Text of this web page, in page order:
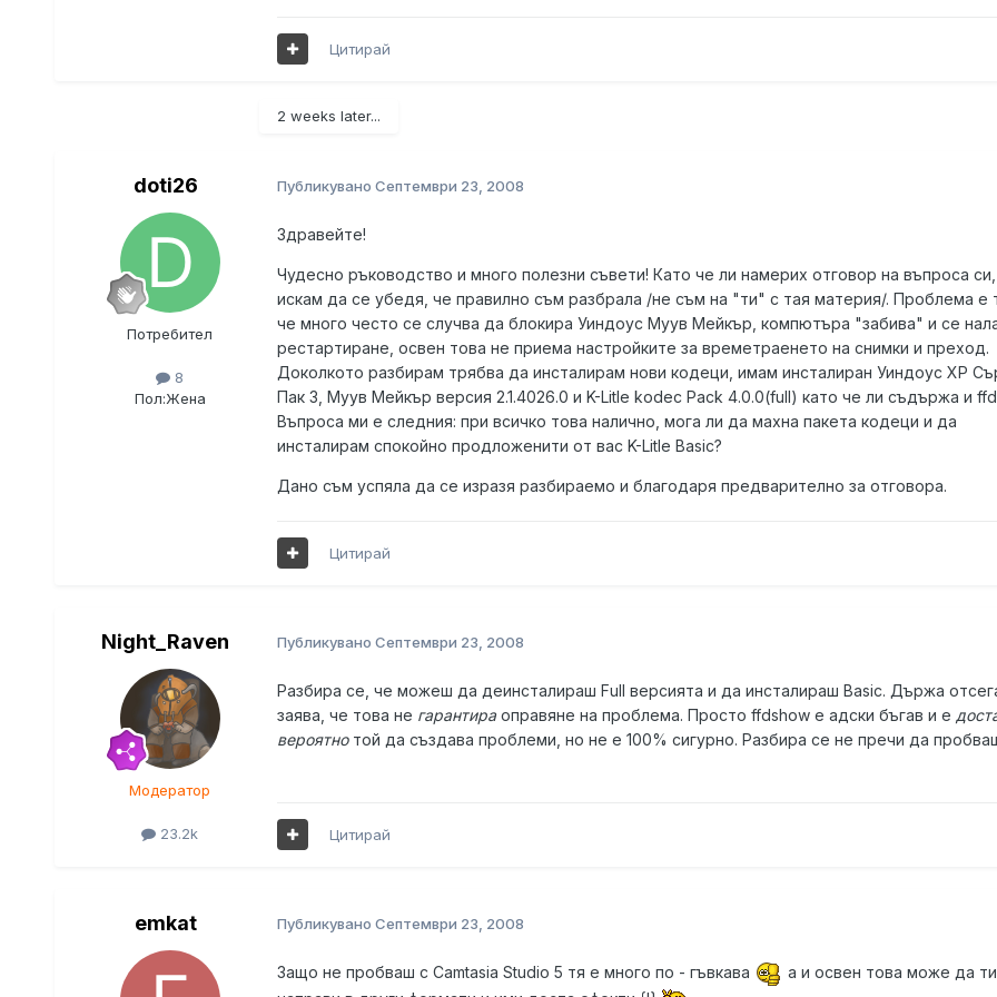
Цитирай
2 weeks later...
doti26
Потребител
8
Пол:Жена
Публикувано Септември 23, 2008
Здравейте!
Чудесно ръководство и много полезни съвети! Като че ли намерих отговор на въпроса
искам да се убедя, че правилно съм разбрала /не съм на "ти" с тая материя/. Проблема е
че много често се случва да блокира Уиндоус Муув Мейкър, компютъра "забива" и се
рестартиране, освен това не приема настройките за времетраенето на снимки и преход.
Доколкото разбирам трябва да инсталирам нови кодеци, имам инсталиран Уиндоус ХР
Пак 3, Муув Мейкър версия 2.1.4026.0 и K-Litle kodec Pack 4.0.0(full) като че ли съдържа и
Въпроса ми е следния: при всичко това налично, мога ли да махна пакета кодеци и да
инсталирам спокойно продложенити от вас K-Litle Basic?
Дано съм успяла да се изразя разбираемо и благодаря предварително за отговора.
Цитирай
Night_Raven
Модератор
23.2k
Публикувано Септември 23, 2008
Разбира се, че можеш да деинсталираш Full версията и да инсталираш Basic. Държа
заява, че това не гарантираоправяне на проблема. Просто ffdshow е адски бъгав и е
вероятнотой да създава проблеми, но не е 100% сигурно. Разбира се не пречи да
Цитирай
emkat Публикувано Септември 23, 2008
Защо не пробваш с Camtasia Studio 5 тя е много по - гъвкава
а и освен това може да ти